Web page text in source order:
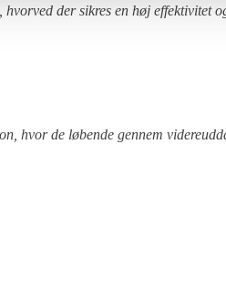
der sikres en høj effektivitet
hvor de løbende gennem